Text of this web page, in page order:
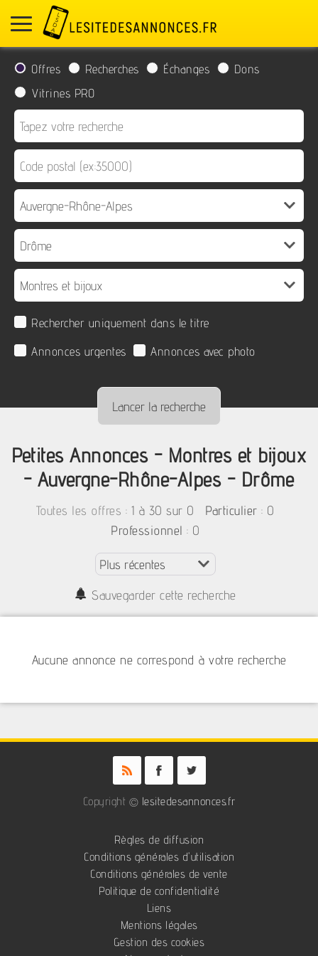
Offres Recherches Échanges
Dons
Vitrines PRO
Rechercher uniquement dans le titre
Annonces urgentes
Annonces avec photo
Petites Annonces - Montres et bijoux
- Auvergne-Rhône-Alpes - Drôme
Toutes les offres : 1 à 30 sur 0 Particulier : 0
Professionnel : 0
Sauvegarder cette recherche
Aucune annonce ne correspond à votre recherche
Copyright © lesitedesannonces.fr
Règles de diffusion
Conditions générales d'utilisation
Conditions générales de vente
Politique de confidentialité
Liens
Mentions légales
Gestion des cookies